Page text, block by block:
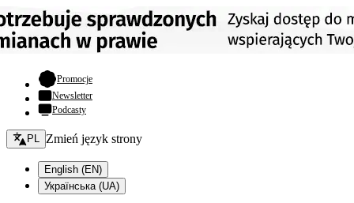
Promocje- otwiera się w nowej karcie
Newsletter
Podcasty
Zmień język - bieżący:
PL Zmień język strony
English (EN)
Українська (UA)